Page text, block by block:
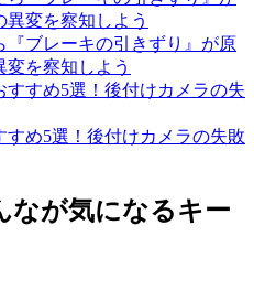
『ブレーキの引きずり』が原
変を察知しよう
め5選！後付けカメラの失敗
なが気になるキー